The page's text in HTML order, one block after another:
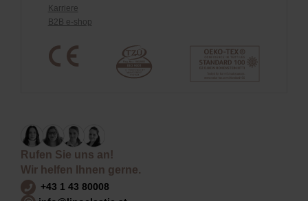
Karriere
B2B e-shop
Rufen Sie uns an!
Wir helfen Ihnen gerne.
+43 1 43 80008